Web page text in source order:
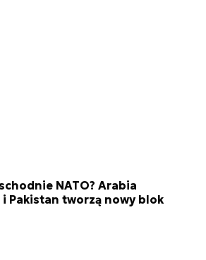
NATO? Arabia
i Pakistan tworzą nowy blok